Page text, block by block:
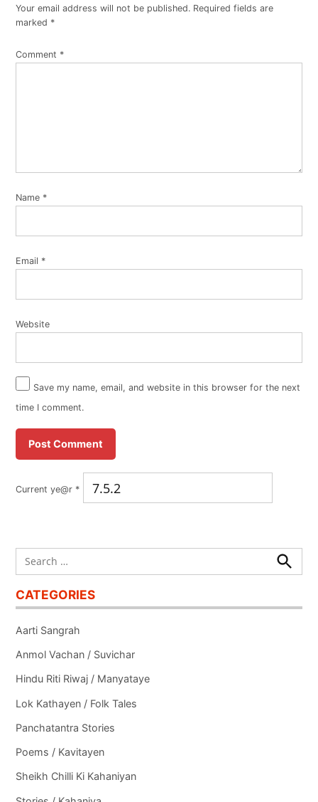
Your email address will not be published. Required fields are
marked *
Comment *
Name *
Email *
Website
Save my name, email, and website in this browser for the next
time I comment.
Current ye@r *
Search
for:
Search
CATEGORIES
Aarti Sangrah
Anmol Vachan / Suvichar
Hindu Riti Riwaj / Manyataye
Lok Kathayen / Folk Tales
Panchatantra Stories
Poems / Kavitayen
Sheikh Chilli Ki Kahaniyan